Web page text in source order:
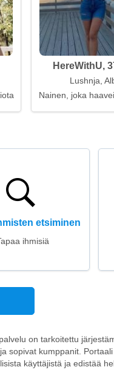
HereWithU,
Lushnja,
Nainen, joka
etsiminen
ihmisiä
on tarkoitettu
sopivat kumppanit.
käyttäjistä ja edistää